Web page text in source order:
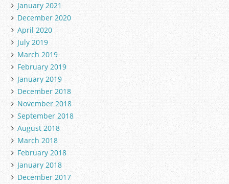
January 2021
December 2020
April 2020
July 2019
March 2019
February 2019
January 2019
December 2018
November 2018
September 2018
August 2018
March 2018
February 2018
January 2018
December 2017